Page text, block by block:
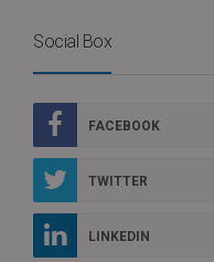
Social Box
FACEBOOK
TWITTER
LINKEDIN